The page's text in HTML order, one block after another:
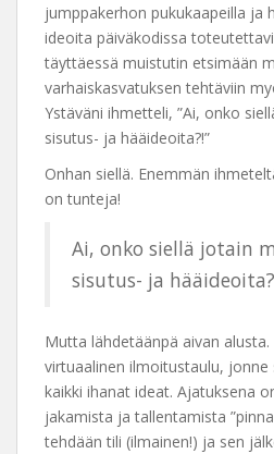
jumppakerhon pukukaapeilla ja
ideoita päiväkodissa
täyttäessä muistutin etsimään
varhaiskasvatuksen tehtäviin
Ystäväni ihmetteli, ”Ai, onko
sisutus- ja hääideoita?!”
Onhan siellä. Enemmän
on tunteja!
Ai, onko siellä jotain
sisutus- ja
Mutta lähdetäänpä aivan
virtuaalinen ilmoitustaulu,
kaikki ihanat ideat. Ajatuksena
jakamista ja tallentamista
tehdään tili (ilmainen!) ja sen